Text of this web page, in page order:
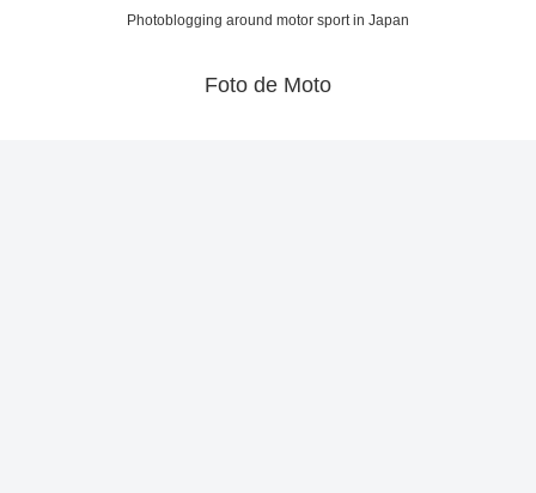
Photoblogging around motor sport in Japan
Foto de Moto